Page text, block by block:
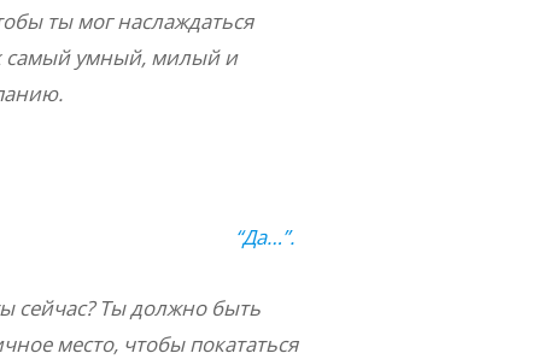
ты мог наслаждаться
самый умный, милый и
“Да…”.
сейчас? Ты должно быть
место, чтобы покататься